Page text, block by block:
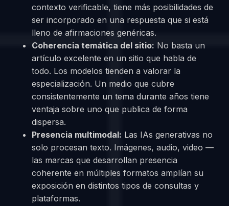
contexto verificable, tiene más posibilidades de
ser incorporado en una respuesta que si está
lleno de afirmaciones genéricas.
Coherencia temática del sitio: No basta un
artículo excelente en un sitio que habla de
todo. Los modelos tienden a valorar la
especialización. Un medio que cubre
consistentemente un tema durante años tiene
ventaja sobre uno que publica de forma
dispersa.
Presencia multimodal: Las IAs generativas no
solo procesan texto. Imágenes, audio, video —
las marcas que desarrollan presencia
coherente en múltiples formatos amplían su
exposición en distintos tipos de consultas y
plataformas.